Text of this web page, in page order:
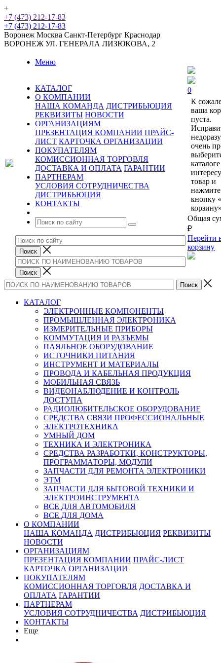
+
+7 (473) 212-17-83
+7 (473) 212-17-83
Воронеж Москва Санкт-Петербург Краснодар
ВОРОНЕЖ УЛ. ГЕНЕРАЛА ЛИЗЮКОВА, 2
Меню
КАТАЛОГ
О КОМПАНИИ
НАША КОМАНДА ДИСТРИБЬЮЦИЯ
РЕКВИЗИТЫ НОВОСТИ
ОРГАНИЗАЦИЯМ
ПРЕЗЕНТАЦИЯ КОМПАНИИ ПРАЙС-
ЛИСТ КАРТОЧКА ОРГАНИЗАЦИИ
ПОКУПАТЕЛЯМ
КОМИССИОННАЯ ТОРГОВЛЯ
ДОСТАВКА И ОПЛАТА ГАРАНТИИ
ПАРТНЕРАМ
УСЛОВИЯ СОТРУДНИЧЕСТВА
ДИСТРИБЬЮЦИЯ
КОНТАКТЫ
0
К
ваша
пуста.
очень
каталоге
товар и
нажмите
кнопку
Общая
₽
Перейти
корзину
КАТАЛОГ
ЭЛЕКТРОННЫЕ КОМПОНЕНТЫ
ПРОМЫШЛЕННАЯ ЭЛЕКТРОНИКА
ИЗМЕРИТЕЛЬНЫЕ ПРИБОРЫ
КОММУТАЦИЯ И РАЗЪЕМЫ
ПАЯЛЬНОЕ ОБОРУДОВАНИЕ
ИСТОЧНИКИ ПИТАНИЯ
ИНСТРУМЕНТ И МАТЕРИАЛЫ
ПРОВОДА И КАБЕЛЬНАЯ ПРОДУКЦИЯ
МОБИЛЬНАЯ СВЯЗЬ
ВИДЕОНАБЛЮДЕНИЕ И КОНТРОЛЬ
ДОСТУПА
РАДИОЛЮБИТЕЛЬСКОЕ ОБОРУДОВАНИЕ
СРЕДСТВА СВЯЗИ ПРОФЕССИОНАЛЬНЫЕ
ЭЛЕКТРОТЕХНИКА
УМНЫЙ ДОМ
ТЕХНИКА И ЭЛЕКТРОНИКА
СРЕДСТВА РАЗРАБОТКИ, КОНСТРУКТОРЫ,
ПРОГРАММАТОРЫ, МОДУЛИ
ЗАПЧАСТИ ДЛЯ РЕМОНТА ЭЛЕКТРОНИКИ
ЭТМ
ЗАПЧАСТИ ДЛЯ БЫТОВОЙ ТЕХНИКИ И
ЭЛЕКТРОИНСТРУМЕНТА
ВСЕ ДЛЯ АВТОМОБИЛЯ
ВСЕ ДЛЯ ДОМА
О КОМПАНИИ
НАША КОМАНДА ДИСТРИБЬЮЦИЯ РЕКВИЗИТЫ
НОВОСТИ
ОРГАНИЗАЦИЯМ
ПРЕЗЕНТАЦИЯ КОМПАНИИ ПРАЙС-ЛИСТ
КАРТОЧКА ОРГАНИЗАЦИИ
ПОКУПАТЕЛЯМ
КОМИССИОННАЯ ТОРГОВЛЯ ДОСТАВКА И
ОПЛАТА ГАРАНТИИ
ПАРТНЕРАМ
УСЛОВИЯ СОТРУДНИЧЕСТВА ДИСТРИБЬЮЦИЯ
КОНТАКТЫ
Еще